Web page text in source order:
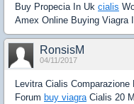
Buy Propecia In Uk cialis
Amex Online Buying Viagra
RonsisM
04/11/2017
Levitra Cialis
Forum buy viagra Cialis 20